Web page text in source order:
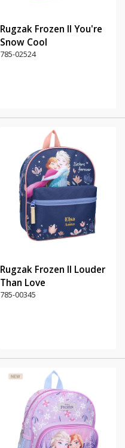
Rugzak Frozen II You're
Snow Cool
785-02524
Rugzak Frozen II Louder
Than Love
785-00345